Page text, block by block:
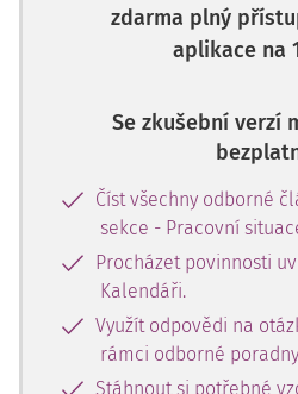
zdarma plný
aplikace na
Se zkušební verzí
Číst všechny odborné
sekce - Pracovní
Procházet povinnosti
Kalendáři.
Využít odpovědi na
rámci odborné
Stáhnout si potřebné